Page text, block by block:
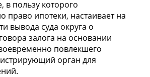
в пользу которого
право ипотеки, настаивает на
вывода суда округа о
залога на основании
повлекшего
орган для